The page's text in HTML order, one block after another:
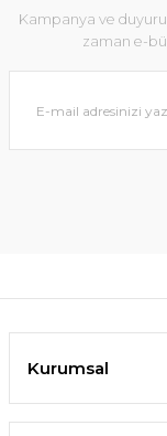
Kampanya ve
zaman e-
Kurumsal